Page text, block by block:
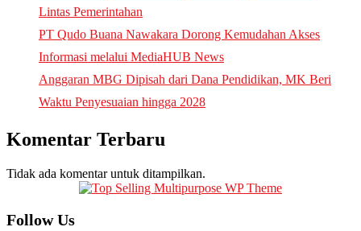
Lintas Pemerintahan
PT Qudo Buana Nawakara Dorong Kemudahan Akses
Informasi melalui MediaHUB News
Anggaran MBG Dipisah dari Dana Pendidikan, MK Beri
Waktu Penyesuaian hingga 2028
Komentar Terbaru
Tidak ada komentar untuk ditampilkan.
Follow Us